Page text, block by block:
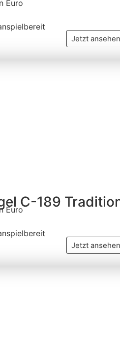
Euro
Jetzt ansehen
C-189
Euro
Jetzt ansehen